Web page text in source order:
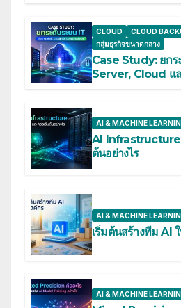
CLOUD CLOUD
กลุ่มธุรกิจขนาดกลาง
Case Study: ยกร
Server, Cloud แ
AI & MACHINE
AI Infrastructure
ต้นอย่างไร
AI & MACHINE
เริ่มต้นสร้างทีม AI
AI & MACHINE